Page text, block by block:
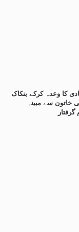
کا وعدہ کرکے بنکاک
خاتون سے مبینہ
گرفتار